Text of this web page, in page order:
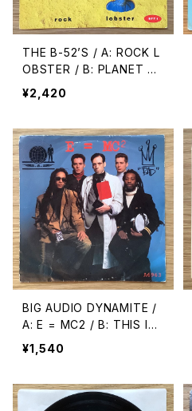
THE B-52’S / A: ROCK L
OBSTER / B: PLANET CL
AIRE
¥2,420
BIG AUDIO DYNAMITE /
A: E = MC2 / B: THIS IS
BIG AUDIO DYNAMITE
¥1,540